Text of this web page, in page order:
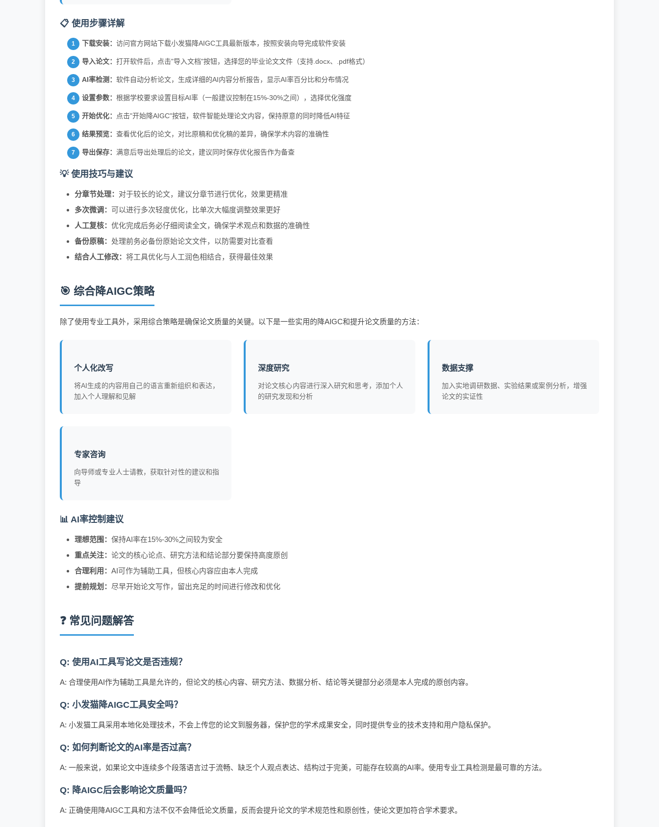
📋 使用步骤详解
下载安装： 访问官方网站下载小发猫降AIGC工具最新版本，按照安装向导完成软件安装
导入论文： 打开软件后，点击"导入文档"按钮，选择您的毕业论文文件（支持.docx、.pdf格式）
AI率检测： 软件自动分析论文，生成详细的AI内容分析报告，显示AI率百分比和分布情况
设置参数： 根据学校要求设置目标AI率（一般建议控制在15%-30%之间），选择优化强度
开始优化： 点击"开始降AIGC"按钮，软件智能处理论文内容，保持原意的同时降低AI特征
结果预览： 查看优化后的论文，对比原稿和优化稿的差异，确保学术内容的准确性
导出保存： 满意后导出处理后的论文，建议同时保存优化报告作为备查
💡 使用技巧与建议
分章节处理： 对于较长的论文，建议分章节进行优化，效果更精准
多次微调： 可以进行多次轻度优化，比单次大幅度调整效果更好
人工复核： 优化完成后务必仔细阅读全文，确保学术观点和数据的准确性
备份原稿： 处理前务必备份原始论文文件，以防需要对比查看
结合人工修改： 将工具优化与人工润色相结合，获得最佳效果
🎯 综合降AIGC策略
除了使用专业工具外，采用综合策略是确保论文质量的关键。以下是一些实用的降AIGC和提升论文质量的方法：
个人化改写
将AI生成的内容用自己的语言重新组织和表达，
加入个人理解和见解
深度研究
对论文核心内容进行深入研究和思考，添加个人
的研究发现和分析
数据支撑
加入实地调研数据、实验结果或案例分析，增强
论文的实证性
专家咨询
向导师或专业人士请教，获取针对性的建议和指
导
📊 AI率控制建议
理想范围： 保持AI率在15%-30%之间较为安全
重点关注： 论文的核心论点、研究方法和结论部分要保持高度原创
合理利用： AI可作为辅助工具，但核心内容应由本人完成
提前规划： 尽早开始论文写作，留出充足的时间进行修改和优化
❓ 常见问题解答
Q: 使用AI工具写论文是否违规？
A: 合理使用AI作为辅助工具是允许的，但论文的核心内容、研究方法、数据分析、结论等关键部分必须是本人完成的原创内容。
Q: 小发猫降AIGC工具安全吗？
A: 小发猫工具采用本地化处理技术，不会上传您的论文到服务器，保护您的学术成果安全，同时提供专业的技术支持和用户隐私保护。
Q: 如何判断论文的AI率是否过高？
A: 一般来说，如果论文中连续多个段落语言过于流畅、缺乏个人观点表达、结构过于完美，可能存在较高的AI率。使用专业工具检测是最可靠的方法。
Q: 降AIGC后会影响论文质量吗？
A: 正确使用降AIGC工具和方法不仅不会降低论文质量，反而会提升论文的学术规范性和原创性，使论文更加符合学术要求。